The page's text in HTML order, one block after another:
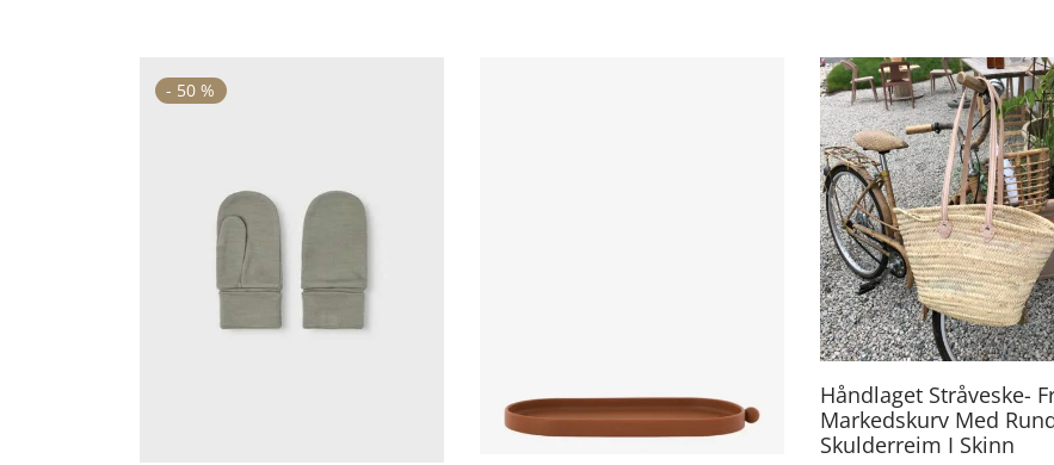
- 50 %
Håndlaget Stråveske-
Markedskurv Med
Skulderreim I Skinn